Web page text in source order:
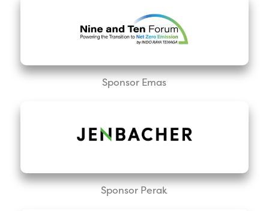
Sponsor Emas
Sponsor Perak